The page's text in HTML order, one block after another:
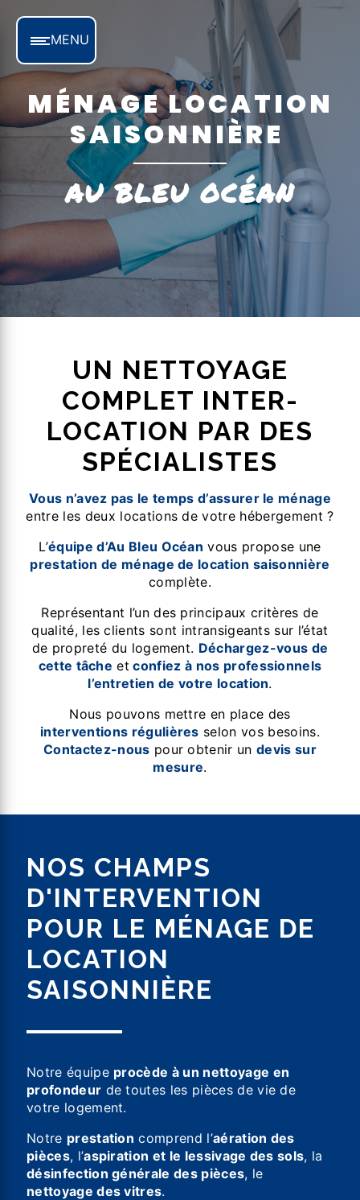
MENU
MÉNAGE LOCATION
SAISONNIÈRE
AU BLEU OCÉAN
UN NETTOYAGE
COMPLET INTER-
LOCATION PAR DES
SPÉCIALISTES
Vous n’avez pas le temps d’assurer le ménage
entre les deux locations de votre hébergement ?
L’équipe d’Au Bleu Océan vous propose une
prestation de ménage de location saisonnière
complète.
Représentant l’un des principaux critères de
qualité, les clients sont intransigeants sur l’état
de propreté du logement. Déchargez-vous de
cette tâche et confiez à nos professionnels
l’entretien de votre location.
Nous pouvons mettre en place des
interventions régulières selon vos besoins.
Contactez-nous pour obtenir undevis sur
mesure.
NOS CHAMPS
D'INTERVENTION
POUR LE MÉNAGE DE
LOCATION
SAISONNIÈRE
Notre équipe procède à un nettoyage en
profondeur de toutes les pièces de vie de
votre logement.
Notre prestation comprend l’aération des
pièces, l’aspiration et le lessivage des sols, la
désinfection générale des pièces, le
nettoyage des vitres.